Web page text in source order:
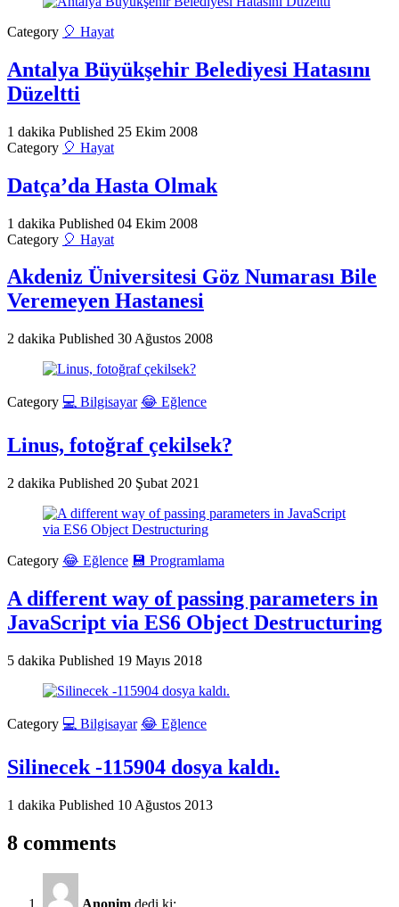
Category 🎈 Hayat
Antalya Büyükşehir Belediyesi Hatasını
Düzeltti
1 dakika Published 25 Ekim 2008
Category 🎈 Hayat
Datça’da Hasta Olmak
1 dakika Published 04 Ekim 2008
Category 🎈 Hayat
Akdeniz Üniversitesi Göz Numarası Bile
Veremeyen Hastanesi
2 dakika Published 30 Ağustos 2008
Category 💻 Bilgisayar 😂 Eğlence
Linus, fotoğraf çekilsek?
2 dakika Published 20 Şubat 2021
Category 😂 Eğlence 💾 Programlama
A different way of passing parameters in
JavaScript via ES6 Object Destructuring
5 dakika Published 19 Mayıs 2018
Category 💻 Bilgisayar 😂 Eğlence
Silinecek -115904 dosya kaldı.
1 dakika Published 10 Ağustos 2013
8 comments
Anonim dedi ki: